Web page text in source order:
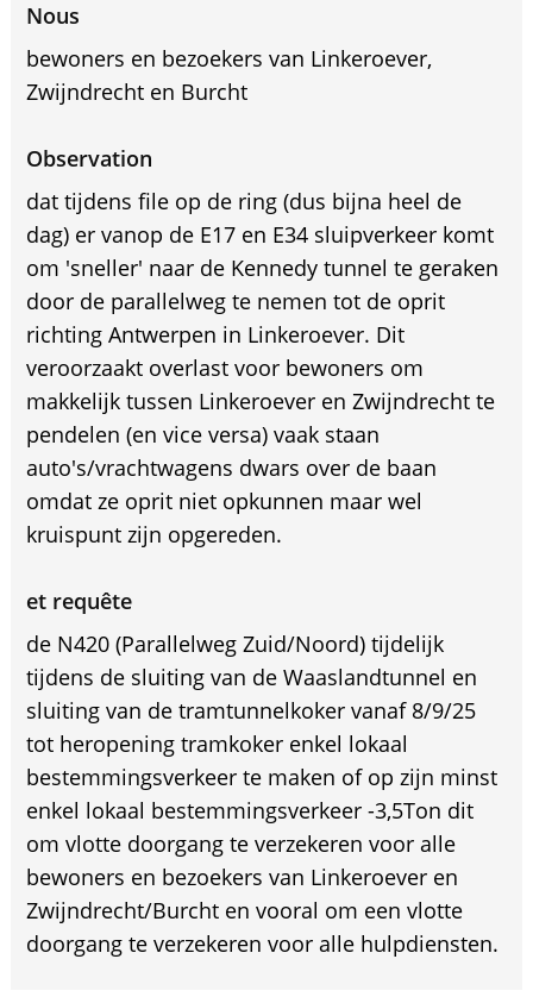
Nous
bewoners en bezoekers van Linkeroever,
Zwijndrecht en Burcht
Observation
dat tijdens file op de ring (dus bijna heel de
dag) er vanop de E17 en E34 sluipverkeer komt
om 'sneller' naar de Kennedy tunnel te geraken
door de parallelweg te nemen tot de oprit
richting Antwerpen in Linkeroever. Dit
veroorzaakt overlast voor bewoners om
makkelijk tussen Linkeroever en Zwijndrecht te
pendelen (en vice versa) vaak staan
auto's/vrachtwagens dwars over de baan
omdat ze oprit niet opkunnen maar wel
kruispunt zijn opgereden.
et requête
de N420 (Parallelweg Zuid/Noord) tijdelijk
tijdens de sluiting van de Waaslandtunnel en
sluiting van de tramtunnelkoker vanaf 8/9/25
tot heropening tramkoker enkel lokaal
bestemmingsverkeer te maken of op zijn minst
enkel lokaal bestemmingsverkeer -3,5Ton dit
om vlotte doorgang te verzekeren voor alle
bewoners en bezoekers van Linkeroever en
Zwijndrecht/Burcht en vooral om een vlotte
doorgang te verzekeren voor alle hulpdiensten.